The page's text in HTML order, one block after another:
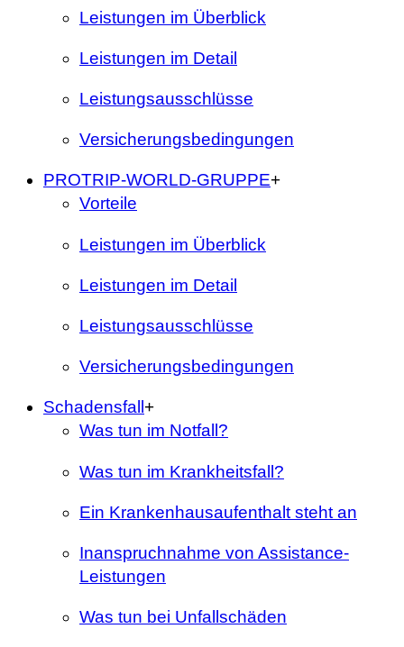
Leistungen im Überblick
Leistungen im Detail
Leistungsausschlüsse
Versicherungsbedingungen
PROTRIP-WORLD-GRUPPE+
Vorteile
Leistungen im Überblick
Leistungen im Detail
Leistungsausschlüsse
Versicherungsbedingungen
Schadensfall +
Was tun im Notfall?
Was tun im Krankheitsfall?
Ein Krankenhausaufenthalt steht an
Inanspruchnahme von Assistance-
Leistungen
Was tun bei Unfallschäden